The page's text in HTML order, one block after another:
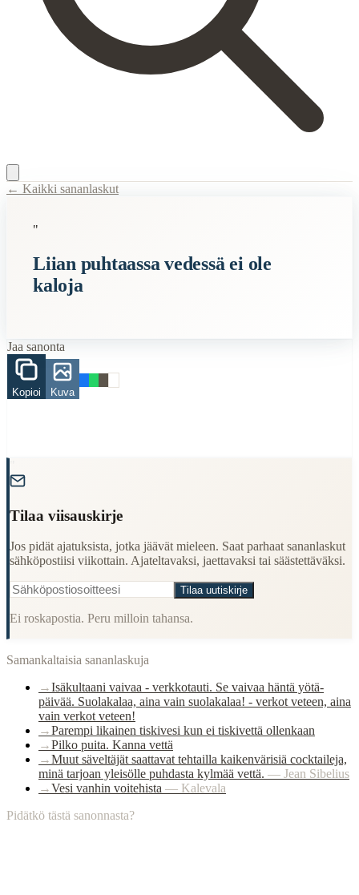
Semantic Themes
Kiinalaiset
Related Topics
puhdas
vesi
kala
Finding quotes for speeches or writing
Cultural Context
Language:
Finnish (suomi)
Origin:Finland
Period:Traditional folk wisdom
← Kaikki sananlaskut
"
Liian puhtaassa vedessä ei ole
kaloja
Jaa sanonta
Kopioi Kuva
Tilaa viisauskirje
Jos pidät ajatuksista, jotka jäävät mieleen. Saat parhaat sananlaskut
sähköpostiisi viikottain. Ajateltavaksi, jaettavaksi tai säästettäväksi.
Tilaa uutiskirje
Ei roskapostia. Peru milloin tahansa.
Samankaltaisia sananlaskuja
→Isäkultaani vaivaa - verkkotauti. Se vaivaa häntä yötä-
päivää. Suolakalaa, aina vain suolakalaa! - verkot veteen, aina
vain verkot veteen!
→Parempi likainen tiskivesi kun ei tiskivettä ollenkaan
→Pilko puita. Kanna vettä
→Muut säveltäjät saattavat tehtailla kaikenvärisiä cocktaileja,
minä tarjoan yleisölle puhdasta kylmää vettä. — Jean Sibelius
→Vesi vanhin voitehista — Kalevala
Pidätkö tästä sanonnasta?